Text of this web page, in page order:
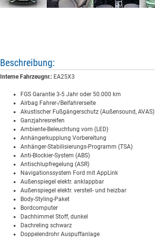
Beschreibung:
Interne Fahrzeugnr.: EA25X3
FGS Garantie 3-5 Jahr oder 50.000 km
Airbag Fahrer-/Beifahrerseite
Akustischer Fußgängerschutz (Außensound, AVAS)
Ganzjahresreifen
Ambiente-Beleuchtung vorn (LED)
Anhängerkupplung Vorbereitung
Anhänger-Stabilisierungs-Programm (TSA)
Anti-Blockier-System (ABS)
Antischlupfregelung (ASR)
Navigationssystem Ford mit AppLink
Außenspiegel elektr. anklappbar
Außenspiegel elektr. verstell- und heizbar
Body-Styling-Paket
Bordcomputer
Dachhimmel Stoff, dunkel
Dachreling schwarz
Doppelendrohr Auspuffanlage